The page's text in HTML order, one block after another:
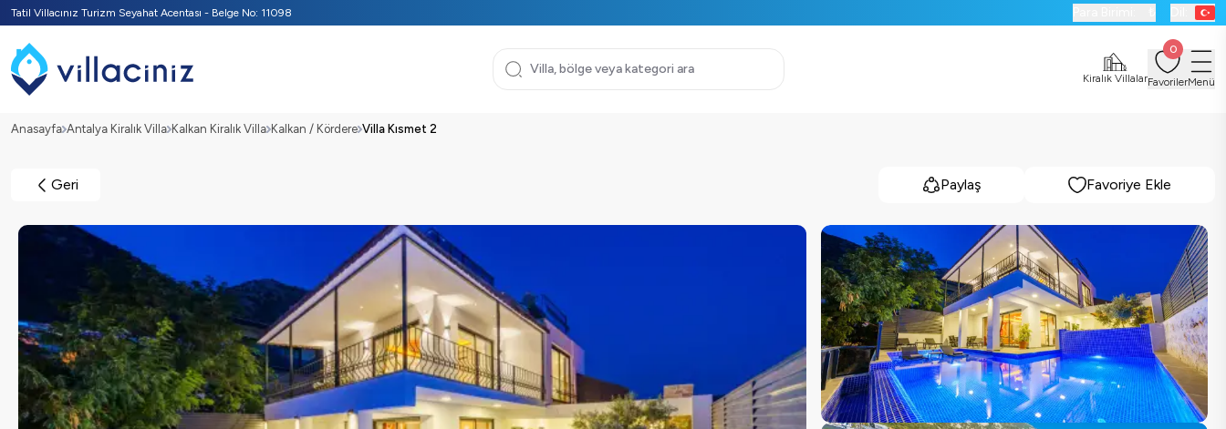
Tatil Villacınız Turizm Seyahat Acentası - Belge No: 11098
Kiralık Villalar
0
FavorilerMenü
Anasayfa Antalya Kiralık Villa Kalkan Kiralık Villa Kalkan / Kördere Villa Kısmet 2
Geri Paylaş Favoriye Ekle